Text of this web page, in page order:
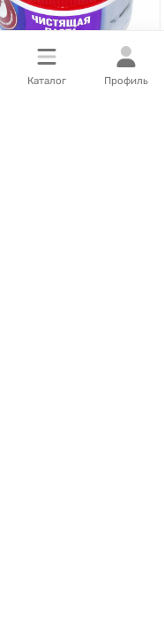
Каталог Профиль